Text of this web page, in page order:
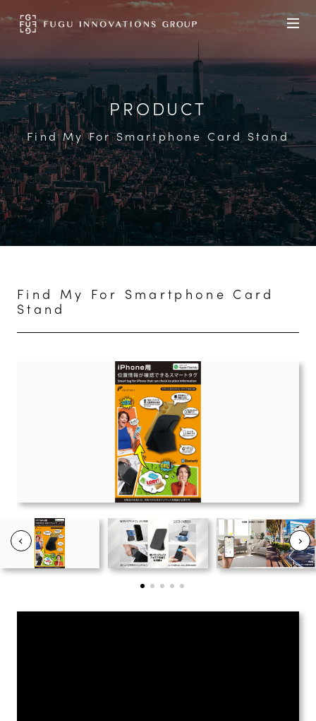
PRODUCT
Find My For Smartphone Card Stand
Find My For Smartphone Card
Stand